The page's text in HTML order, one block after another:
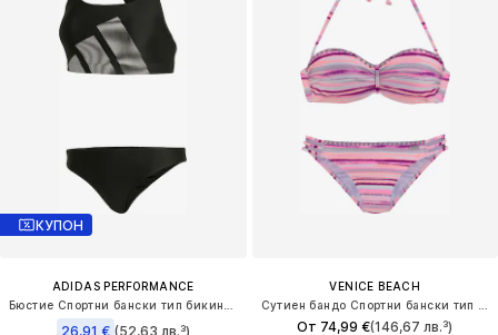
КУПОН
ADIDAS PERFORMANCE
26,91 € (52,63 лв.³)
VENICE BEACH
От 74,99 €(146,67 лв.³)